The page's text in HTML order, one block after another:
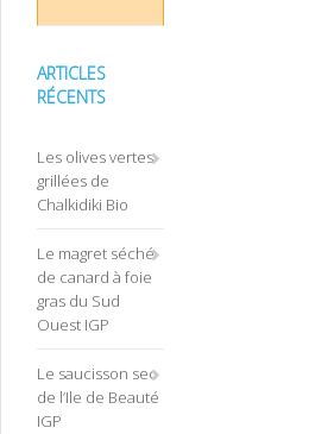
ARTICLES
RÉCENTS
Les olives vertes
grillées de
Chalkidiki Bio
Le magret séché
de canard à foie
gras du Sud
Ouest IGP
Le saucisson sec
de l’Ile de Beauté
IGP